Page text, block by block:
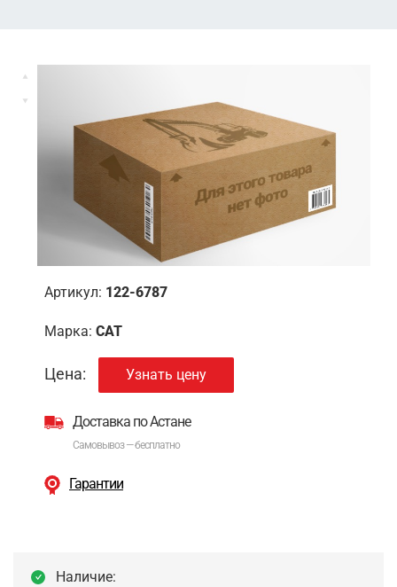
Артикул: 122-6787
Марка: CAT
Цена: Узнать цену
Доставка по Астане
Самовывоз — бесплатно
Гарантии
Наличие: